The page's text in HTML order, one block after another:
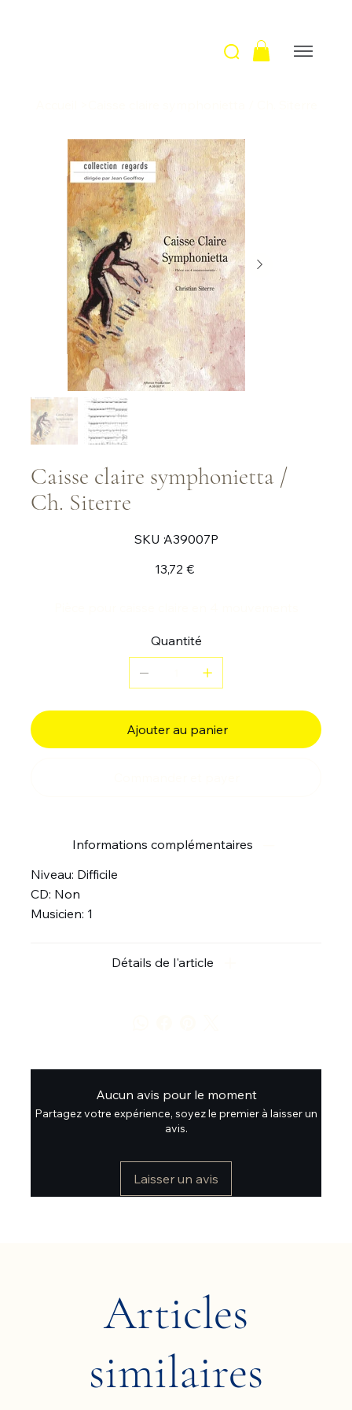
Caisse claire symphonietta /
Ch. Siterre
SKU :SKU
A39007P
A39007P
13,72 €
Quantité
Ajouter au panier
Informations complémentaires
Niveau: Difficile
CD: Non
Musicien: 1
Détails de l'article
Aucun avis pour le moment
Partagez votre expérience, soyez le premier à laisser un
avis.
Laisser un avis
Articles
similaires